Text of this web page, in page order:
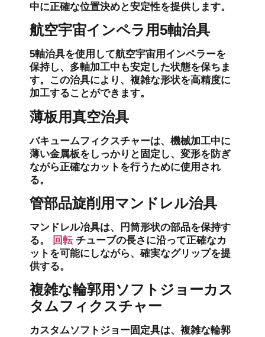
中に正確な位置決めと安定性を提供します。
航空宇宙インペラ用5軸治具
5軸治具を使用して航空宇宙用インペラーを
保持し、多軸加工中も安定した状態を保ちま
す。この治具により、複雑な形状を高精度に
加工することができます。
薄板用真空治具
バキュームフィクスチャーは、機械加工中に
薄い金属板をしっかりと固定し、変形を防ぎ
ながら正確なカットを行うために使用され
る。
管部品旋削用マンドレル治具
マンドレル冶具は、円筒形状の部品を保持す
る。
回転チューブの長さに沿って正確なカ
ットを可能にしながら、確実なグリップを提
供する。
複雑な輪郭用ソフトジョーカス
タムフィクスチャー
カスタムソフトジョー固定具は、複雑な輪郭